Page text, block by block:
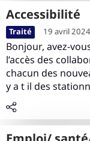
i
t
e
i
t
é
a
m
é
n
a
g
e
e
i
b
u
t
i
o
n
a
m
e
l
a
c
o
n
t
r
c
o
n
t
e
n
u
e
Accessibilité
L
i
r
e
l
e
o
Traité 19 avril
Bonjour, avez-
l’accès des
chacun des
y a t il des